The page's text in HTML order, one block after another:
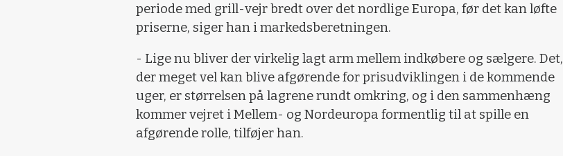
periode med grill-vejr bredt over det nordlige Europa, før det kan løfte
priserne, siger han i markedsberetningen.
- Lige nu bliver der virkelig lagt arm mellem indkøbere og sælgere. Det,
der meget vel kan blive afgørende for prisudviklingen i de kommende
uger, er størrelsen på lagrene rundt omkring, og i den sammenhæng
kommer vejret i Mellem- og Nordeuropa formentlig til at spille en
afgørende rolle, tilføjer han.